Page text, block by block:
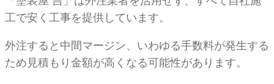
工で安く工事を提供しています。
外注すると中間マージン、いわゆる手数料が発生する
ため見積もり金額が高くなる可能性があります。